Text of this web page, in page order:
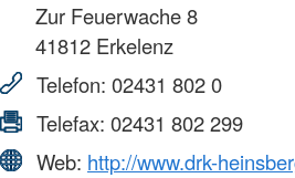
Zur Feuerwache 8
41812 Erkelenz
Telefon: 02431 802 0
Telefax: 02431 802 299
Web: http://www.drk-